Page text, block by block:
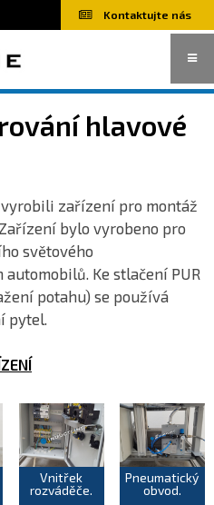
Kontaktujte nás
hlavové
zařízení pro montáž
bylo vyrobeno pro
světového
Ke stlačení PUR
potahu) se používá
pytel.
Vnitřek
rozváděče.
Pneumatický
obvod.